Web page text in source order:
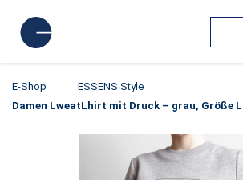
E-Shop
ESSENS Style
Damen LweatLhirt mit Druck – grau, Größe L